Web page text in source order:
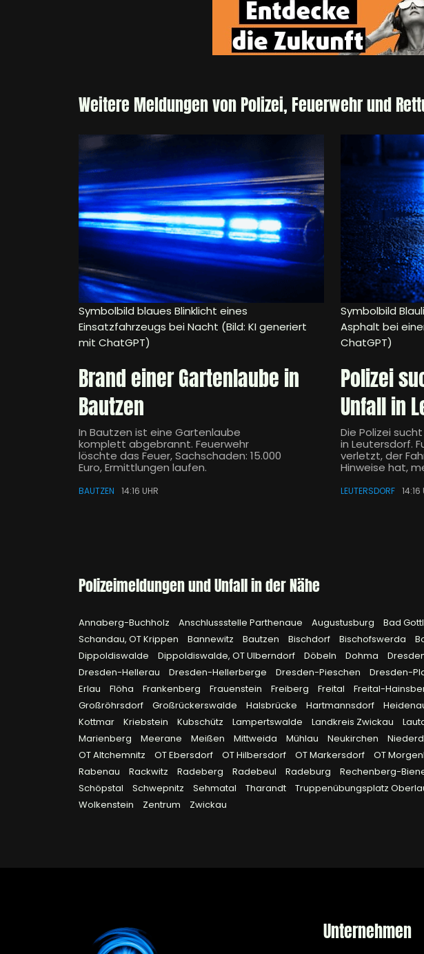
Weitere Meldungen von Polizei, Feuerwehr und
Symbolbild blaues Blinklicht eines
Einsatzfahrzeugs bei Nacht (Bild: KI generiert
mit ChatGPT)
Brand einer Gartenlaube in
Bautzen
In Bautzen ist eine Gartenlaube
komplett abgebrannt. Feuerwehr
löschte das Feuer, Sachschaden: 15.000
Euro, Ermittlungen laufen.
BAUTZEN 14:16 UHR
Symbolbild
Asphalt bei
ChatGPT)
Polizei
Unfall in
Die Polizei
in Leutersdorf.
verletzt, der
Hinweise hat,
LEUTERSDORF 14:16
Polizeimeldungen und Unfall in der Nähe
Annaberg-Buchholz Anschlussstelle Parthenaue Augustusburg Bad
Schandau, OT Krippen
Bannewitz Bautzen Bischdorf Bischofswerda
Dippoldiswalde
Dippoldiswalde, OT Ulberndorf Döbeln Dohma
Dresden-Hellerau
Dresden-Hellerberge Dresden-Pieschen Dresden-
Erlau
Flöha Frankenberg Frauenstein Freiberg Freital Freital-
Großröhrsdorf
Großrückerswalde Halsbrücke Hartmannsdorf
Kottmar
Kriebstein Kubschütz Lampertswalde Landkreis Zwickau
Marienberg
Meerane Meißen Mittweida Mühlau Neukirchen
OT Altchemnitz
OT Ebersdorf OT Hilbersdorf OT Markersdorf OT
Rabenau
Rackwitz Radeberg Radebeul Radeburg Rechenberg-
Schöpstal
Schwepnitz Sehmatal Tharandt Truppenübungsplatz
Wolkenstein
Zentrum Zwickau
Unternehmen